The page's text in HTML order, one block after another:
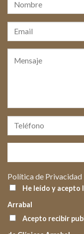
Política de Privacidad
He leído y acepto
Arrabal
Acepto recibir